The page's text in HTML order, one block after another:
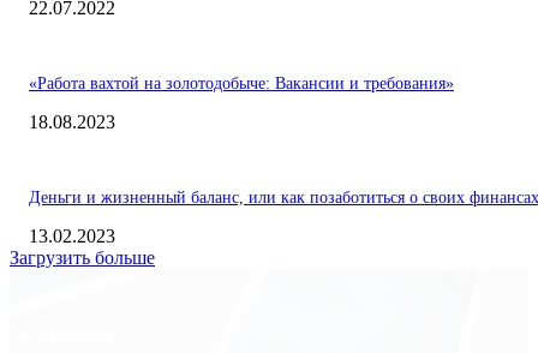
22.07.2022
«Работа вахтой на золотодобыче: Вакансии и требования»
18.08.2023
Деньги и жизненный баланс, или как позаботиться о своих финансах
13.02.2023
Загрузить больше